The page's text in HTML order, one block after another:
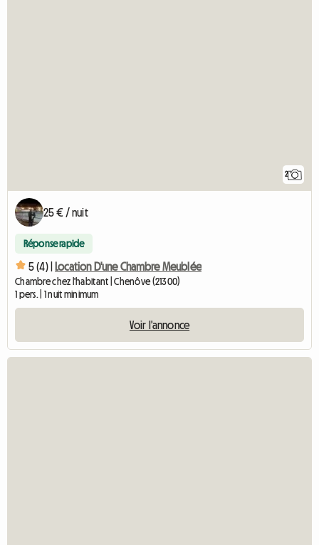
2
25 € / nuit
Réponse rapide
5 (4) | Location D'une Chambre Meublée
Chambre chez l'habitant | Chenôve (21300)
1 pers. | 1 nuit minimum
Voir l'annonce